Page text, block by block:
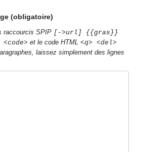
(obligatoire)
raccourcis SPIP [->url] {{gras}}
et le code HTML<q> <del>
laissez simplement des lignes